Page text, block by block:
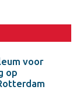
voor
op